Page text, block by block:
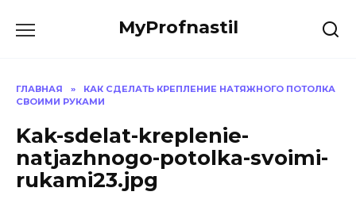
MyProfnastil
ГЛАВНАЯ »
КАК СДЕЛАТЬ КРЕПЛЕНИЕ НАТЯЖНОГО ПОТОЛКА
СВОИМИ РУКАМИ
Kak-sdelat-kreplenie-
natjazhnogo-potolka-svoimi-
rukami23.jpg